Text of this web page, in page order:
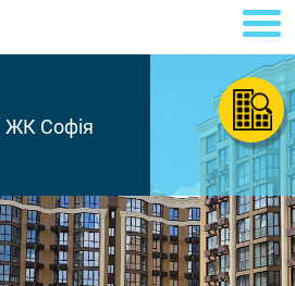
ЖК Софія